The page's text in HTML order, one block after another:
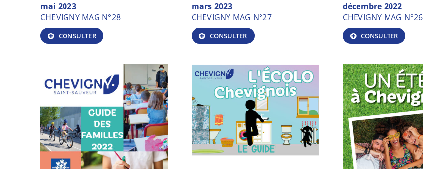
mai 2023
CHEVIGNY MAG N°28
CONSULTER
mars 2023
CHEVIGNY MAG N°27
CONSULTER
décembre 2022
CHEVIGNY MAG N°26
CONSULTER